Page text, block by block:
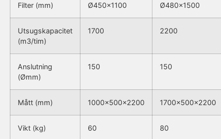
Filter (mm) Ø450×1100 Ø480×1500
Utsugskapacitet
(m3/tim)
1700 2200
Anslutning
(Ømm)
150 150
Mått (mm) 1000x500x2200 1700x500x2200
Vikt (kg) 60 80